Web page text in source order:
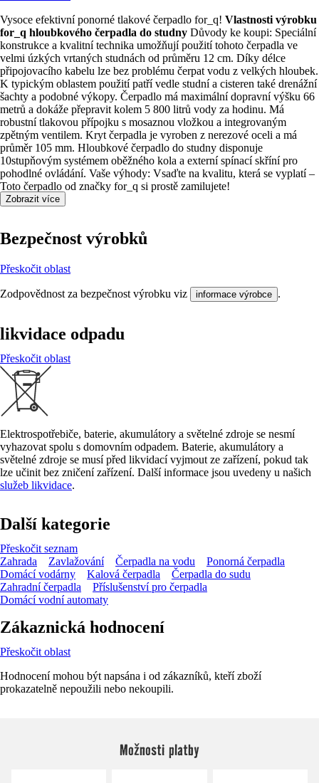
Vysoce efektivní ponorné tlakové čerpadlo for_q! Vlastnosti výrobku
for_q hloubkového čerpadla do studny Důvody ke koupi: Speciální
konstrukce a kvalitní technika umožňují použití tohoto čerpadla ve
velmi úzkých vrtaných studnách od průměru 12 cm. Díky délce
připojovacího kabelu lze bez problému čerpat vodu z velkých hloubek.
K typickým oblastem použití patří vedle studní a cisteren také drenážní
šachty a podobné výkopy. Čerpadlo má maximální dopravní výšku 66
metrů a dokáže přepravit kolem 5 800 litrů vody za hodinu. Má
robustní tlakovou přípojku s mosaznou vložkou a integrovaným
zpětným ventilem. Kryt čerpadla je vyroben z nerezové oceli a má
průměr 105 mm. Hloubkové čerpadlo do studny disponuje
10stupňovým systémem oběžného kola a externí spínací skříní pro
pohodlné ovládání. Vaše výhody: Vsaďte na kvalitu, která se vyplatí –
Toto čerpadlo od značky for_q si prostě zamilujete!
Zobrazit více
Bezpečnost výrobků
Přeskočit oblast
Zodpovědnost za bezpečnost výrobku viz informace výrobce .
likvidace odpadu
Přeskočit oblast
Elektrospotřebiče, baterie, akumulátory a světelné zdroje se nesmí
vyhazovat spolu s domovním odpadem. Baterie, akumulátory a
světelné zdroje se musí před likvidací vyjmout ze zařízení, pokud tak
lze učinit bez zničení zařízení. Další informace jsou uvedeny u našich
služeb likvidace.
Další kategorie
Přeskočit seznam
Zahrada
Zavlažování Čerpadla na vodu
Ponorná čerpadla
Domácí vodárny
Kalová čerpadla
Čerpadla do sudu
Zahradní čerpadla
Příslušenství pro čerpadla
Domácí vodní automaty
Zákaznická hodnocení
Přeskočit oblast
Hodnocení mohou být napsána i od zákazníků, kteří zboží
prokazatelně nepoužili nebo nekoupili.
Možnosti platby